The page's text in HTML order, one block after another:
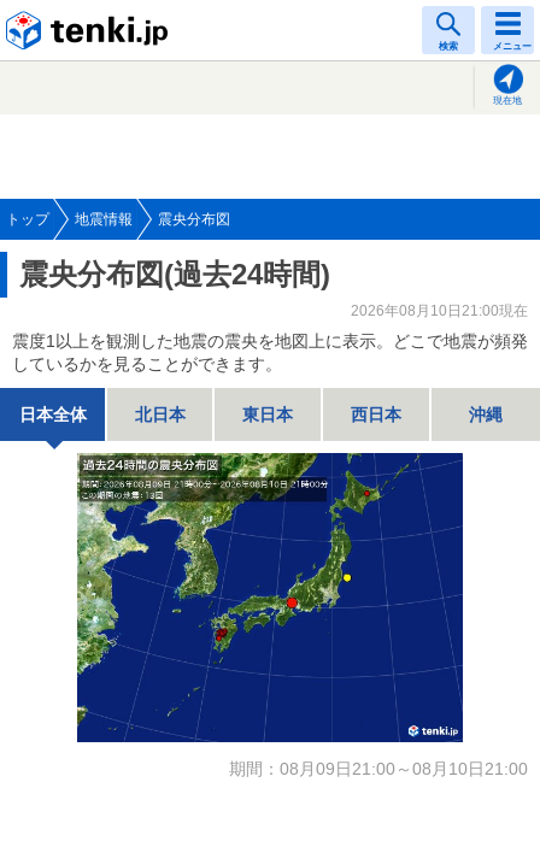
検索 メニュー
現在地
トップ 地震情報 震央分布図
震央分布図(過去24時間)
2026年08月10日21:00現在
震度1以上を観測した地震の震央を地図上に表示。どこで地震が頻発
しているかを見ることができます。
日本全体 北日本 東日本 西日本 沖縄
期間：08月09日21:00～08月10日21:00